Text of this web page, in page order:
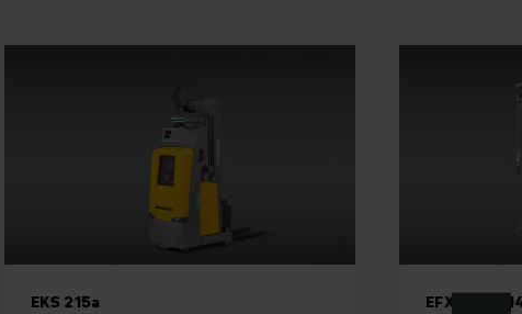
EKS 215a EFX 411 /